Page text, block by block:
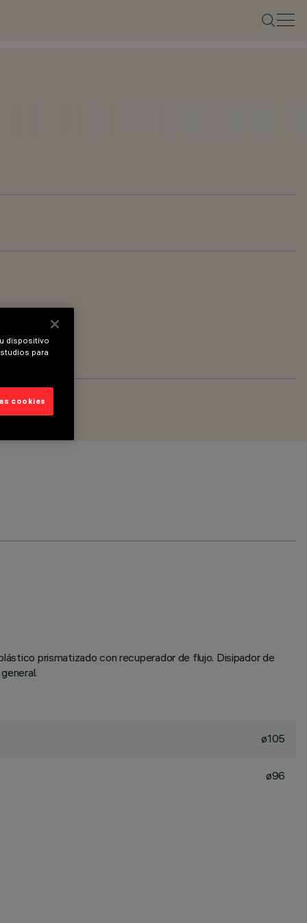
prismatizado con recuperador de flujo. Disipador de
ø105
ø96
dispositivo
para
cookies